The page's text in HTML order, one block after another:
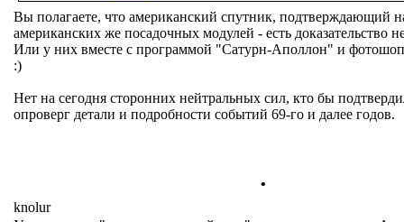
Вы полагаете, что американский спутник, подтверждающий
американских же посадочных модулей - есть доказательство
Или у них вместе с программой "Сатурн-Аполлон" и фотошоп
:)
Нет на сегодня сторонних нейтральных сил, кто бы
опроверг детали и подробности событий 69-го и далее годов.
.
knolur